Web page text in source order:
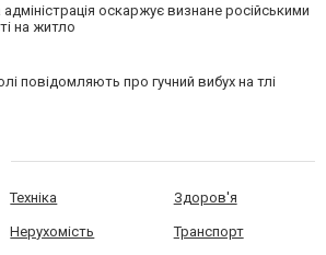
адміністрація оскаржує визнане російськими
на житло
повідомляють про гучний вибух на тлі
Техніка Здоров'я
Нерухомість Транспорт